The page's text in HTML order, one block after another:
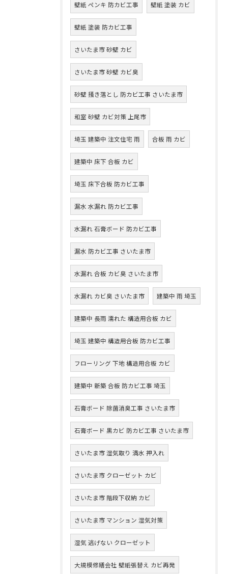
壁紙 ペンキ 防カビ工事 壁紙 塗装 カビ
壁紙 塗装 防カビ工事
さいたま市 砂壁 カビ
さいたま市 砂壁 カビ臭
砂壁 掻き落とし 防カビ工事 さいたま市
和室 砂壁 カビ対策 上尾市
埼玉 建築中 注文住宅 雨 合板 雨 カビ
建築中 床下 合板 カビ
埼玉 床下合板 防カビ工事
漏水 水漏れ 防カビ工事
水漏れ 石膏ボード 防カビ工事
漏水 防カビ工事 さいたま市
水漏れ 合板 カビ臭 さいたま市
水漏れ カビ臭 さいたま市 建築中 雨 埼玉
建築中 長雨 濡れた 構造用合板 カビ
埼玉 建築中 構造用合板 防カビ工事
フローリング 下地 構造用合板 カビ
建築中 新築 合板 防カビ工事 埼玉
石膏ボード 除菌消臭工事 さいたま市
石膏ボード 黒カビ 防カビ工事 さいたま市
さいたま市 湿気取り 満水 押入れ
さいたま市 クローゼット カビ
さいたま市 階段下収納 カビ
さいたま市 マンション 湿気対策
湿気 逃げない クローゼット
大規模修繕会社 壁紙張替え カビ再発